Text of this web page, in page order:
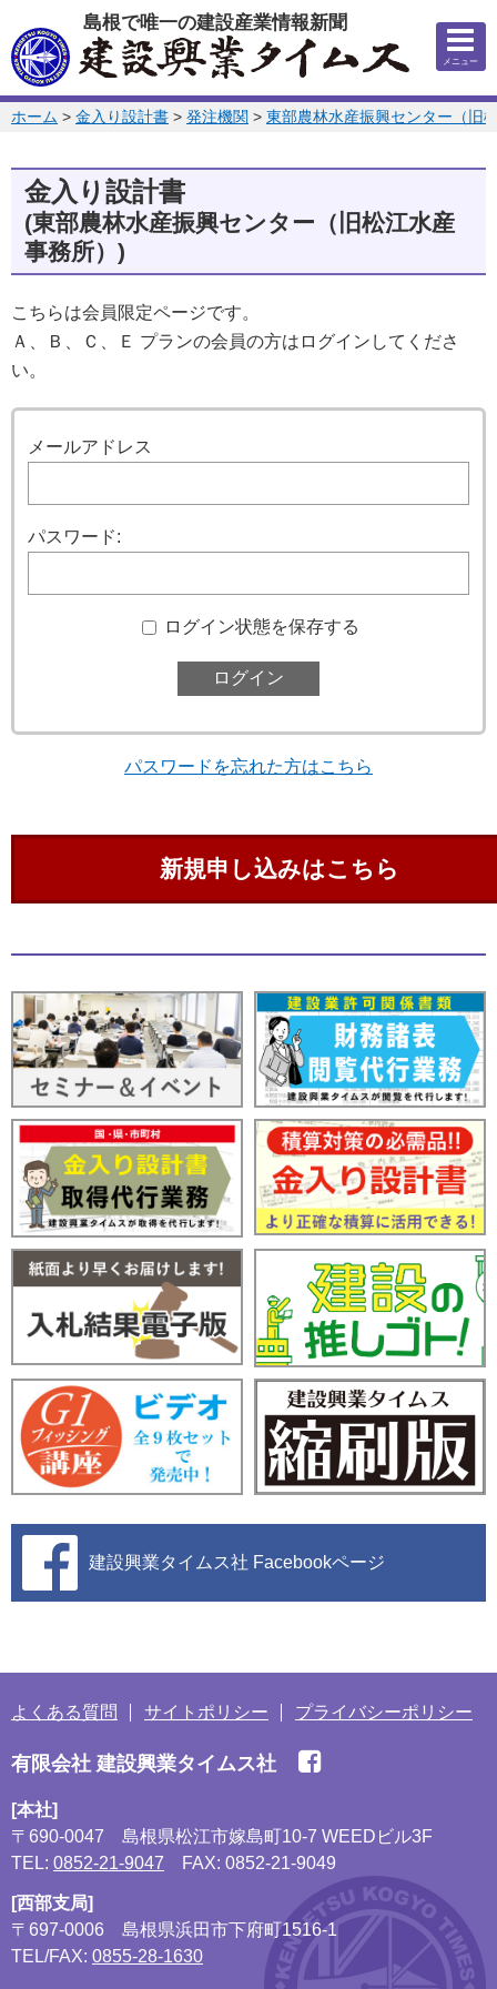
このページの本文へ
島根で唯一の建設産業情報新聞
メニュー
このページの位置:
ホーム > 金入り設計書 > 発注機関 > 東部農林水産振興センター（旧
金入り設計書
(東部農林水産振興センター（旧松江水産
事務所）)
こちらは会員限定ページです。
Ａ、Ｂ、Ｃ、Ｅ プランの会員の方はログインしてくださ
い。
メールアドレス
パスワード:
ログイン状態を保存する
パスワードを忘れた方はこちら
新規申し込みはこちら
建設興業タイムス社 Facebookページ
よくある質問 サイトポリシー プライバシーポリシー
有限会社 建設興業タイムス社
[本社]
〒690-0047
島根県松江市嫁島町10-7 WEEDビル3F
TEL: 0852-21-9047 FAX: 0852-21-9049
[西部支局]
〒697-0006
島根県浜田市下府町1516-1
TEL/FAX: 0855-28-1630